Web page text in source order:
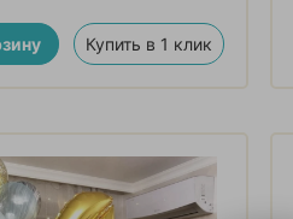
Купить в 1 клик